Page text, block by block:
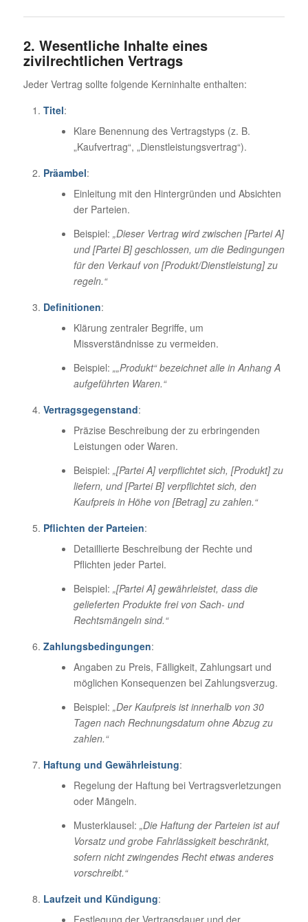
2. Wesentliche Inhalte eines
zivilrechtlichen Vertrags
Jeder Vertrag sollte folgende Kerninhalte enthalten:
Titel:
Klare Benennung des Vertragstyps (z. B.
„Kaufvertrag“, „Dienstleistungsvertrag“).
Präambel:
Einleitung mit den Hintergründen und Absichten
der Parteien.
Beispiel: „Dieser Vertrag wird zwischen [Partei A]
und [Partei B] geschlossen, um die Bedingungen
für den Verkauf von [Produkt/Dienstleistung] zu
regeln.“
Definitionen:
Klärung zentraler Begriffe, um
Missverständnisse zu vermeiden.
Beispiel: „„Produkt“ bezeichnet alle in Anhang A
aufgeführten Waren.“
Vertragsgegenstand:
Präzise Beschreibung der zu erbringenden
Leistungen oder Waren.
Beispiel: „[Partei A] verpflichtet sich, [Produkt] zu
liefern, und [Partei B] verpflichtet sich, den
Kaufpreis in Höhe von [Betrag] zu zahlen.“
Pflichten der Parteien:
Detaillierte Beschreibung der Rechte und
Pflichten jeder Partei.
Beispiel: „[Partei A] gewährleistet, dass die
gelieferten Produkte frei von Sach- und
Rechtsmängeln sind.“
Zahlungsbedingungen:
Angaben zu Preis, Fälligkeit, Zahlungsart und
möglichen Konsequenzen bei Zahlungsverzug.
Beispiel: „Der Kaufpreis ist innerhalb von 30
Tagen nach Rechnungsdatum ohne Abzug zu
zahlen.“
Haftung und Gewährleistung:
Regelung der Haftung bei Vertragsverletzungen
oder Mängeln.
Musterklausel: „Die Haftung der Parteien ist auf
Vorsatz und grobe Fahrlässigkeit beschränkt,
sofern nicht zwingendes Recht etwas anderes
vorschreibt.“
Laufzeit und Kündigung:
Festlegung der Vertragsdauer und der